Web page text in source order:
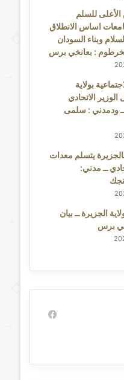
للسلم
اساس الانطلاق
وبناء السودان
: بعانخي برس
بولاية
الاتحادي
ودمدني : سلمى
يتسلم معدات
ــ مدني:
الجزيرة ــ بيان
برس